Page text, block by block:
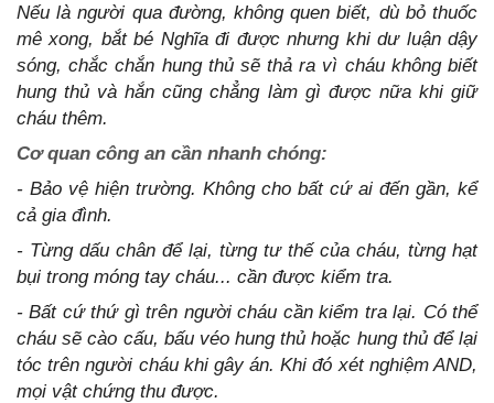
Nếu là người qua đường, không quen biết, dù bỏ thuốc
mê xong, bắt bé Nghĩa đi được nhưng khi dư luận dậy
sóng, chắc chắn hung thủ sẽ thả ra vì cháu không biết
hung thủ và hắn cũng chẳng làm gì được nữa khi giữ
cháu thêm.
Cơ quan công an cần nhanh chóng:
- Bảo vệ hiện trường. Không cho bất cứ ai đến gần, kể
cả gia đình.
- Từng dấu chân để lại, từng tư thế của cháu, từng hạt
bụi trong móng tay cháu... cần được kiểm tra.
- Bất cứ thứ gì trên người cháu cần kiểm tra lại. Có thể
cháu sẽ cào cấu, bấu véo hung thủ hoặc hung thủ để lại
tóc trên người cháu khi gây án. Khi đó xét nghiệm AND,
mọi vật chứng thu được.